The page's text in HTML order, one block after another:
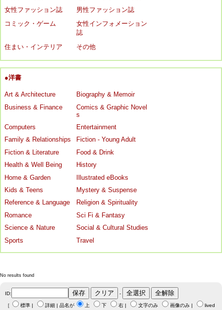
女性ファッション誌
男性ファッション誌
コミック・ゲーム
女性インフォメーション
誌
住まい・インテリア
その他
●洋書
Art & Architecture
Biography & Memoir
Business & Finance
Comics & Graphic Novel
s
Computers
Entertainment
Family & Relationships
Fiction - Young Adult
Fiction & Literature
Food & Drink
Health & Well Being
History
Home & Garden
Illustrated eBooks
Kids & Teens
Mystery & Suspense
Reference & Language
Religion & Spirituality
Romance
Sci Fi & Fantasy
Science & Nature
Social & Cultural Studies
Sports
Travel
No results found
ID: -
［ 標準 詳細 | 品名が 上 下 右 文字のみ 画像のみ lived